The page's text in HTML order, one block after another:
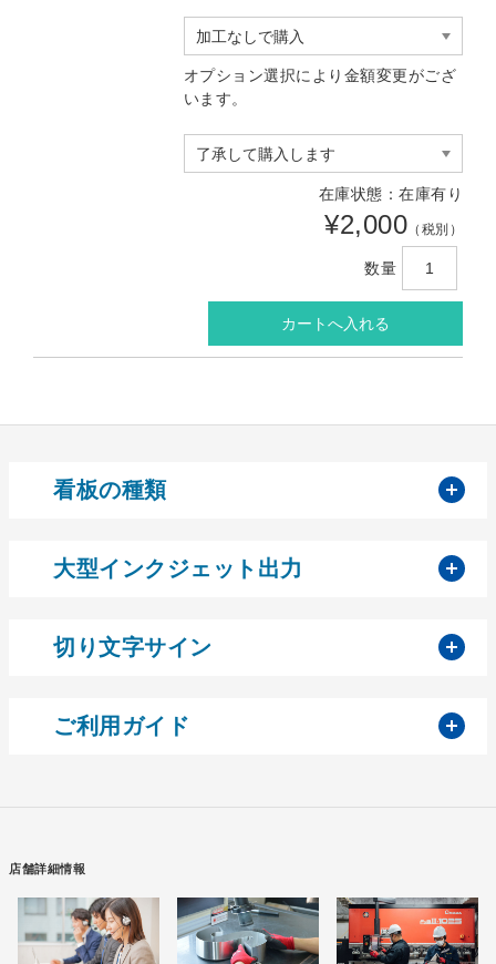
オプション選択により金額変更がござ
います。
在庫状態：在庫有り
¥2,000 （税別）
数量
看板の種類
大型インクジェット出力
切り文字サイン
ご利用ガイド
店舗詳細情報